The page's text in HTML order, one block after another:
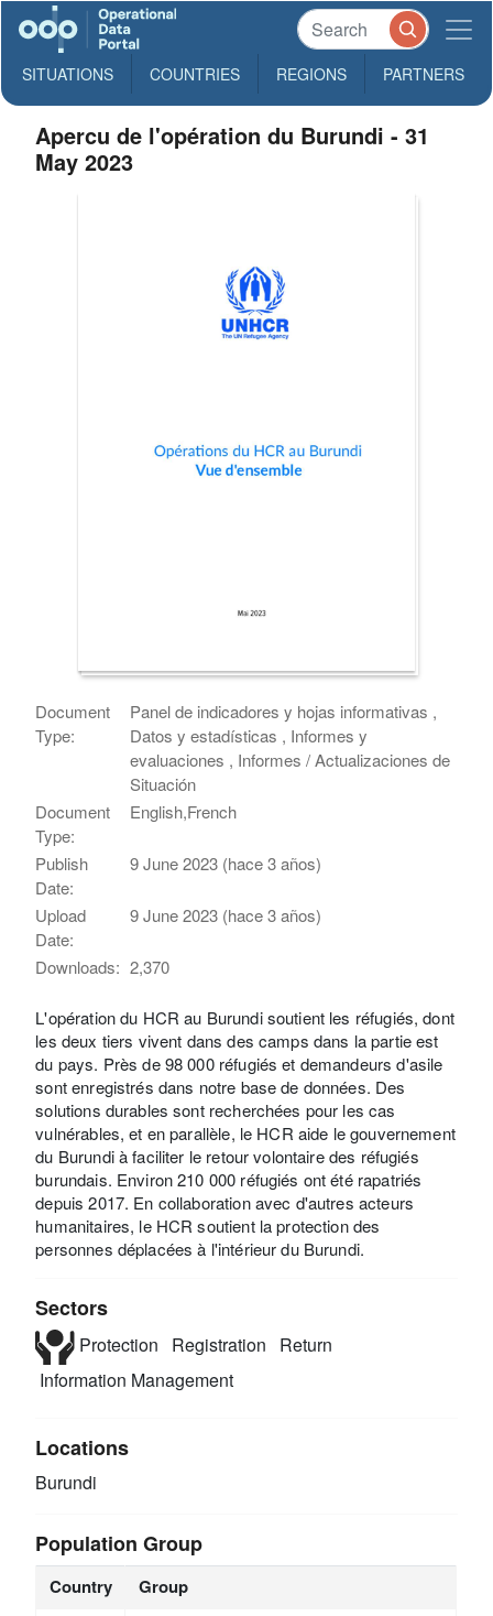
SITUATIONS COUNTRIES REGIONS PARTNERS
Apercu de l'opération du Burundi - 31
May 2023
Document
Type:
Panel de indicadores y hojas informativas ,
Datos y estadísticas , Informes y
evaluaciones , Informes / Actualizaciones de
Situación
Document
Type:
English,French
Publish
Date:
9 June 2023 (hace 3 años)
Upload
Date:
9 June 2023 (hace 3 años)
Downloads: 2,370
L'opération du HCR au Burundi soutient les réfugiés, dont
les deux tiers vivent dans des camps dans la partie est
du pays. Près de 98 000 réfugiés et demandeurs d'asile
sont enregistrés dans notre base de données. Des
solutions durables sont recherchées pour les cas
vulnérables, et en parallèle, le HCR aide le gouvernement
du Burundi à faciliter le retour volontaire des réfugiés
burundais. Environ 210 000 réfugiés ont été rapatriés
depuis 2017. En collaboration avec d'autres acteurs
humanitaires, le HCR soutient la protection des
personnes déplacées à l'intérieur du Burundi.
Sectors
Protection Registration
Return
Information Management
Locations
Burundi
Population Group
Country Group